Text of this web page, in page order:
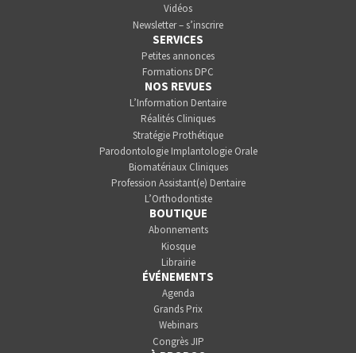
Vidéos
Newsletter – s’inscrire
SERVICES
Petites annonces
Formations DPC
NOS REVUES
L’Information Dentaire
Réalités Cliniques
Stratégie Prothétique
Parodontologie Implantologie Orale
Biomatériaux Cliniques
Profession Assistant(e) Dentaire
L’Orthodontiste
BOUTIQUE
Abonnements
Kiosque
Librairie
ÉVÉNEMENTS
Agenda
Grands Prix
Webinars
Congrès JIP